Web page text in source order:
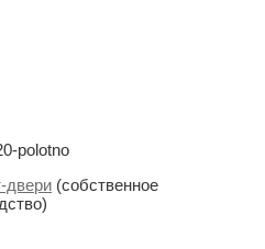
polotno
двери (собственное